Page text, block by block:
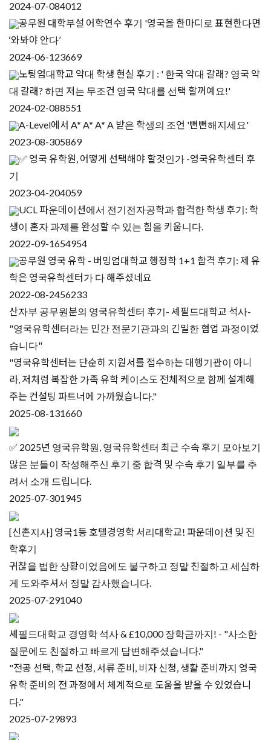
2024-07-084012
공무원 대학부설 어학연수 후기 '영국을 한마디로 표현한다면
‘와봐야 안다’
2024-06-123669
노팅엄대학교 약대 학생 현실 후기 : ' 한국 약대 갈래? 영국 약
대 갈래? 하면 저는 무조건 영국 약대를 선택 할꺼예요!'
2024-02-088551
A-Level에서 A* A* A* A 받은 학생의 조언 '뻔뻔해지세요'
2023-08-305869
✅ 영국 유학원, 어떻게 선택해야 할것인가 -영국유학센터 후
기
2023-04-204059
UCL 파운데이션에서 전기전자공학과 합격한 학생 후기: 학
생이 혼자 과제를 완성할 수 있는 힘을 키웁니다.
2022-09-1654954
공무원 영국 유학 - 버밍엄대학교 행정학 1+1 합격 후기: 제 유
학은 영국유학센터가 다 해주셨네요
2022-08-2456233
산자부 공무원분의 영국유학센터 후기- 셰필드대학교 석사-
"영국유학센터라는 민간 전문기관과의 긴밀한 협업 과정이었
습니다"
"영국유학센터는 단순히 지원서를 접수하는 대행기관이 아니
라, 저처럼 복잡한 가족 유학 케이스도 전체적으로 함께 설계해
주는 컨설팅 파트너에 가까웠습니다." ​
2025-08-131660
✅ 2025년 영국유학원, 영국유학센터 최근 수속 후기 모아보기
많은 분들이 작성해주신 후기 중 합격 및 수속 후기 일부를 추
려서 소개 드립니다.
2025-07-301945
[신촌지사] 영국1등 호텔경영학 서리대학교! 파운데이션 및 진
학후기
귀찮을 법한 상황이었음에도 불구하고 정말 친절하고 세심하
게 도와주셔서 정말 감사했습니다.
2025-07-291040
셰필드대학교 경영학 석사 & £10,000 장학금까지! - "사소한
질문에도 친절하고 빠르게 답변해주셨습니다."
"전공 선택, 학교 선정, 서류 준비, 비자 신청, 생활 준비까지 영국
유학 준비의 전 과정에서 체계적으로 도움을 받을 수 있었습니
다."
2025-07-29893